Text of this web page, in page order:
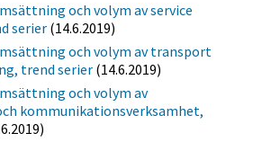
och volym av service
serier (14.6.2019)
och volym av transport
trend serier (14.6.2019)
och volym av
kommunikationsverksamhet,